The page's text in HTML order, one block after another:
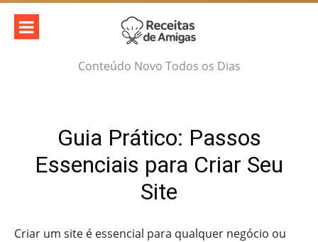
Skip
content
Conteúdo Novo Todos os Dias
Guia Prático: Passos
Essenciais para Criar Seu
Site
Criar um site é essencial para qualquer negócio ou